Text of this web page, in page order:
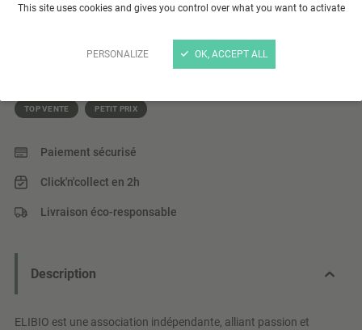
This site uses cookies and gives you control over what you want to activate
PERSONALIZE OK, ACCEPT ALL
Riz Basmati blanc 1Kg
Riz basmati long grain issu de l’agriculture biologique.
TOP VENTE PETIT PRIX
Paiement sécurisé
Click'n'collect en 2h
Livraison éco-responsable
Description
ELIBIO est une association indépendante, alliant passion et